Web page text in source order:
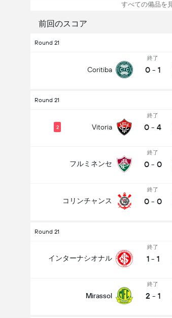
すべての備品を
前回のスコア
Round 21
Coritiba
終了
0 - 1
Round 21
Vitoria
2
終了
0 - 4
フルミネンセ
終了
0 - 0
コリンチャンス
終了
0 - 0
Round 21
インターナシオナル
終了
1 - 1
Mirassol
終了
2 - 1